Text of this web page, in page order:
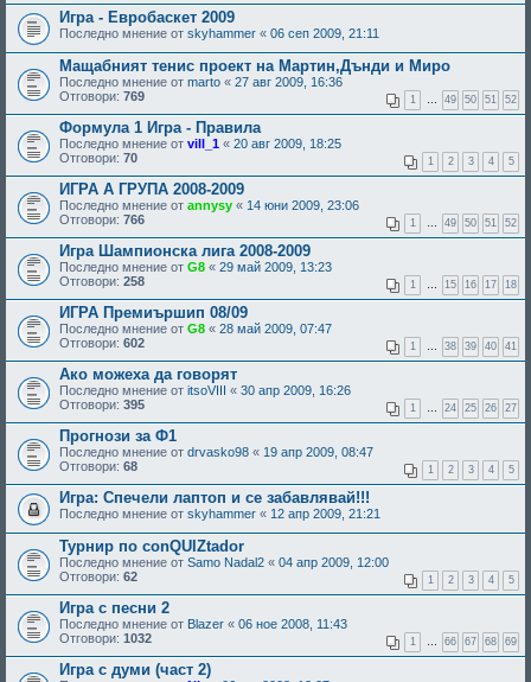
Игра - Евробаскет 2009
Последно мнение от skyhammer « 06 сеп 2009, 21:11
Мащабният тенис проект на Мартин,Дънди и Миро
Последно мнение от marto « 27 авг 2009, 16:36
Отговори: 769 1 … 49 50 51 52
Формула 1 Игра - Правила
Последно мнение от vill_1 « 20 авг 2009, 18:25
Отговори: 70 1 2 3 4 5
ИГРА А ГРУПА 2008-2009
Последно мнение от annysy « 14 юни 2009, 23:06
Отговори: 766 1 … 49 50 51 52
Игра Шампионска лига 2008-2009
Последно мнение от G8 « 29 май 2009, 13:23
Отговори: 258 1 … 15 16 17 18
ИГРА Премиършип 08/09
Последно мнение от G8 « 28 май 2009, 07:47
Отговори: 602 1 … 38 39 40 41
Ако можеха да говорят
Последно мнение от itsoVIII « 30 апр 2009, 16:26
Отговори: 395 1 … 24 25 26 27
Прогнози за Ф1
Последно мнение от drvasko98 « 19 апр 2009, 08:47
Отговори: 68 1 2 3 4 5
Игра: Спечели лаптоп и се забавлявай!!!
Последно мнение от skyhammer « 12 апр 2009, 21:21
Турнир по conQUIZtador
Последно мнение от Samo Nadal2 « 04 апр 2009, 12:00
Отговори: 62 1 2 3 4 5
Игра с песни 2
Последно мнение от Blazer « 06 ное 2008, 11:43
Отговори: 1032 1 … 66 67 68 69
Игра с думи (част 2)